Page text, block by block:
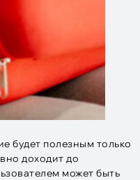
будет полезным только
доходит до
может быть